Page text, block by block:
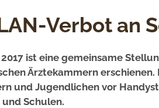
Verbot an
2017 ist eine gemeinsame
Ärztekammern
und Jugendlichen vor
und Schulen.